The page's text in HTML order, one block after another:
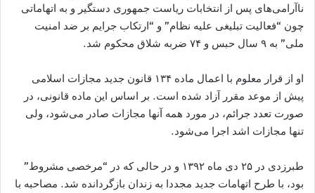
ناآرامی‌های پس از انتخابات ریاست جمهوری دستگیر و به اتهاماتی
چون “فعالیت تبليغی عليه نظام” و “ارتکاب جرایم بر ضد امنیت
ملی” به ۹ سال حبس و ۷۴ ضربه شلاق محکوم شد.
او از قرار معلوم با اعمال ماده ۱۳۴ قانون جدید مجازات اسلامی
پیش از موعد مقرر آزاد شده است. بر اساس این ماده قانونی، در
صورت تعدد جرائم، در مورد همه آنها مجازات صادر می‌شود، ولی
تنها مجازات اشد اجرا می‌شود.
طبرزدی در ۲۵ دی ماه ۱۳۹۲ و در حالی که در “مرخصی مشروط”
بود، با طرح اتهامات جدید مجددا به زندان بازگردانده شد. مصاحبه با